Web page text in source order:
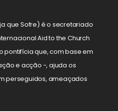
que Sofre) é o secretariado
Aid to the Church
pontifícia que, com base em
e acção -, ajuda os
perseguidos, ameaçados